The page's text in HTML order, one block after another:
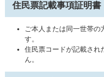
住民票記載事項証明書
ご本人または同一世帯の
す。
住民票コードが記載され
ん。